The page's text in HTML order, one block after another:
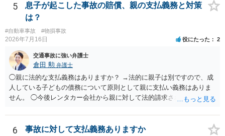
5
息子が起こした事故の賠償、親の支払義務と対策
は？
#自動車事故 #物損事故
2026年7月16日 役にたった 2
交通事故に強い弁護士
倉田 勲 弁護士
◯親に法的な支払義務はありますか？ →法的に親子は別ですので、成
人している子どもの債務について原則として親に支払い義務はありま
せん。 ◯今後レンタカー会社から親に対して法的請求される可能性は
低いでしょう。 ◯親である私は今後どう対応すべきでしょうか？ →債
権者に対してご自身は支払いを拒み、請求するのであれば本人に対し
6 事故に対して支払義務ありますか